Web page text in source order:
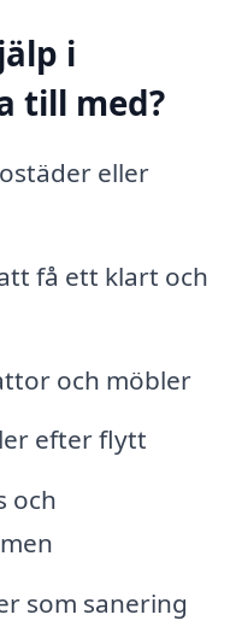
i
till med?
eller
få ett klart och
och möbler
efter flytt
och
som sanering